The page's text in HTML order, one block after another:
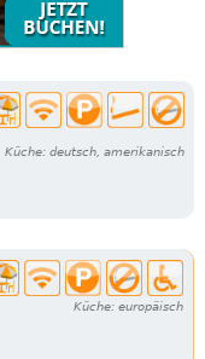
Küche: deutsch, amerikanisch
Küche: europäisch